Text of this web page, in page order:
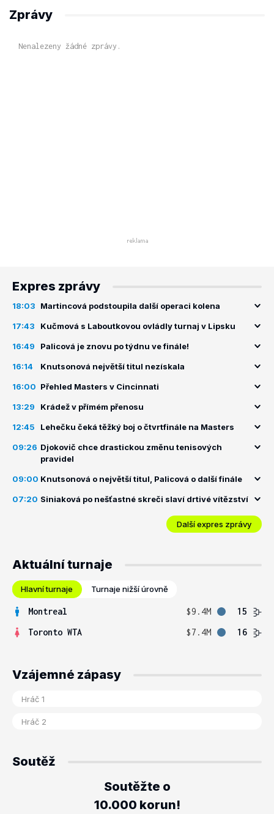
Zprávy
Nenalezeny žádné zprávy.
Expres zprávy
18:03 Martincová podstoupila další operaci kolena
17:43 Kučmová s Laboutkovou ovládly turnaj v Lipsku
16:49 Palicová je znovu po týdnu ve finále!
16:14 Knutsonová největší titul nezískala
16:00 Přehled Masters v Cincinnati
13:29 Krádež v přímém přenosu
12:45 Lehečku čeká těžký boj o čtvrtfinále na Masters
09:26 Djokovič chce drastickou změnu tenisových
pravidel
09:00 Knutsonová o největší titul, Palicová o další finále
07:20 Siniaková po nešťastné skreči slaví drtivé vítězství
Další expres zprávy
Aktuální turnaje
Hlavní turnaje Turnaje nižší úrovně
Montreal $9.4M
15
Toronto WTA
$7.4M 16
Vzájemné zápasy
Soutěž
Soutěžte o
10.000 korun!